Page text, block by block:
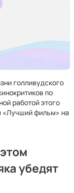
голливудского
по
работой этого
«Лучший фильм» на
убедят